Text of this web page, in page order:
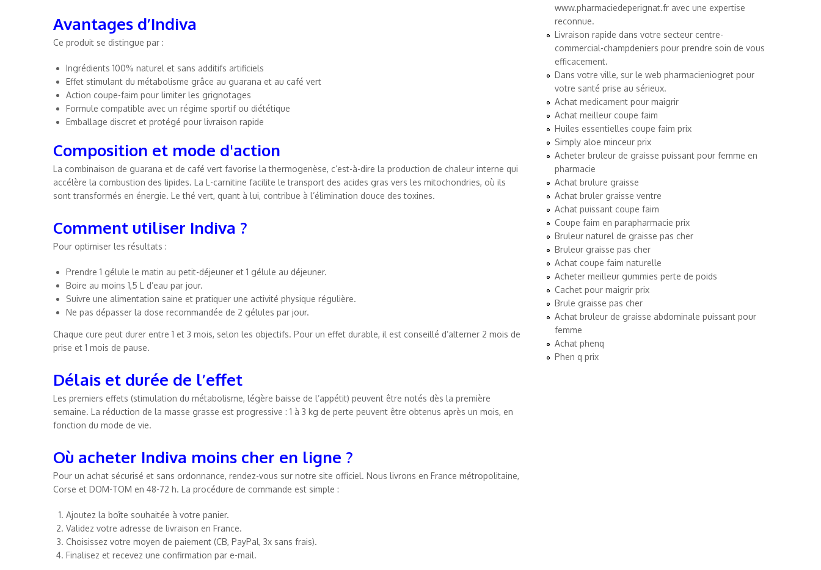
Avantages d’Indiva
Ce produit se distingue par :
Ingrédients 100% naturel et sans additifs artificiels
Effet stimulant du métabolisme grâce au guarana et au café vert
Action coupe-faim pour limiter les grignotages
Formule compatible avec un régime sportif ou diététique
Emballage discret et protégé pour livraison rapide
Composition et mode d'action
La combinaison de guarana et de café vert favorise la thermogenèse, c’est-à-dire la production de chaleur interne qui
accélère la combustion des lipides. La L-carnitine facilite le transport des acides gras vers les mitochondries, où ils
sont transformés en énergie. Le thé vert, quant à lui, contribue à l’élimination douce des toxines.
Comment utiliser Indiva ?
Pour optimiser les résultats :
Prendre 1 gélule le matin au petit-déjeuner et 1 gélule au déjeuner.
Boire au moins 1,5 L d’eau par jour.
Suivre une alimentation saine et pratiquer une activité physique régulière.
Ne pas dépasser la dose recommandée de 2 gélules par jour.
Chaque cure peut durer entre 1 et 3 mois, selon les objectifs. Pour un effet durable, il est conseillé d’alterner 2 mois de
prise et 1 mois de pause.
Délais et durée de l’effet
Les premiers effets (stimulation du métabolisme, légère baisse de l’appétit) peuvent être notés dès la première
semaine. La réduction de la masse grasse est progressive : 1 à 3 kg de perte peuvent être obtenus après un mois, en
fonction du mode de vie.
Où acheter Indiva moins cher en ligne ?
Pour un achat sécurisé et sans ordonnance, rendez-vous sur notre site officiel. Nous livrons en France métropolitaine,
Corse et DOM-TOM en 48-72 h. La procédure de commande est simple :
Ajoutez la boîte souhaitée à votre panier.
Validez votre adresse de livraison en France.
Choisissez votre moyen de paiement (CB, PayPal, 3x sans frais).
Finalisez et recevez une confirmation par e-mail.
www.pharmaciedeperignat.fr avec une expertise
reconnue.
Livraison rapide dans votre secteur centre-
commercial-champdeniers pour prendre soin de vous
efficacement.
Dans votre ville, sur le web pharmacieniogret pour
votre santé prise au sérieux.
Achat medicament pour maigrir
Achat meilleur coupe faim
Huiles essentielles coupe faim prix
Simply aloe minceur prix
Acheter bruleur de graisse puissant pour femme en
pharmacie
Achat brulure graisse
Achat bruler graisse ventre
Achat puissant coupe faim
Coupe faim en parapharmacie prix
Bruleur naturel de graisse pas cher
Bruleur graisse pas cher
Achat coupe faim naturelle
Acheter meilleur gummies perte de poids
Cachet pour maigrir prix
Brule graisse pas cher
Achat bruleur de graisse abdominale puissant pour
femme
Achat phenq
Phen q prix